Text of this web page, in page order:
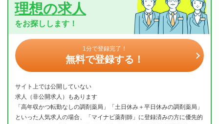
理想の求人
をお探しします！
1分で登録完了！
無料で登録する！
サイト上では公開していない
求人（非公開求人）もあります
「高年収かつ転勤なしの調剤薬局」「土日休み＋平日休みの調剤薬局」
といった人気求人の場合、「マイナビ薬剤師」に登録済みの方に優先的